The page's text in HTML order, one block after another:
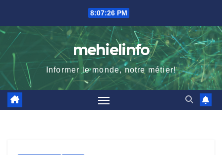
content
8:07:27 PM
mehielinfo
Informer le monde, notre métier!